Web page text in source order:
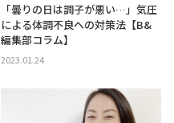
「曇りの日は調子が悪い…」気圧
による体調不良への対策法【B&
編集部コラム】
2023.01.24